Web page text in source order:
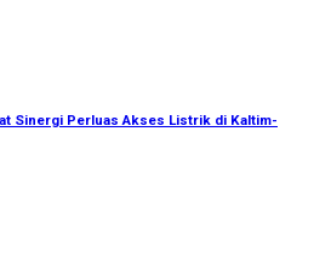
Sinergi Perluas Akses Listrik di Kaltim-